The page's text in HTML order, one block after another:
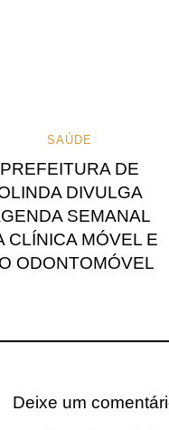
SAÚDE
PREFEITURA DE
DIVULGA
SEMANAL
CLÍNICA MÓVEL E
ODONTOMÓVEL
Deixe um